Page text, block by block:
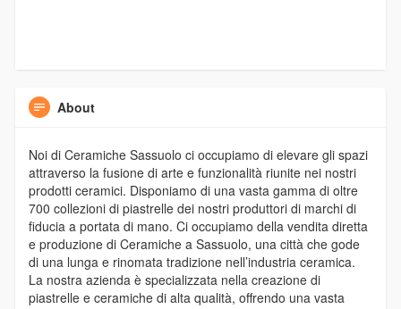
About
Noi di Ceramiche Sassuolo ci occupiamo di elevare gli spazi
attraverso la fusione di arte e funzionalità riunite nei nostri
prodotti ceramici. Disponiamo di una vasta gamma di oltre
700 collezioni di piastrelle dei nostri produttori di marchi di
fiducia a portata di mano. Ci occupiamo della vendita diretta
e produzione di Ceramiche a Sassuolo, una città che gode
di una lunga e rinomata tradizione nell’industria ceramica.
La nostra azienda è specializzata nella creazione di
piastrelle e ceramiche di alta qualità, offrendo una vasta